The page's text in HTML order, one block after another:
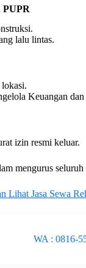
PUPR
lalu lintas.
Keuangan
izin resmi keluar.
mengurus
Lihat Jasa Sewa
WA : 0816-